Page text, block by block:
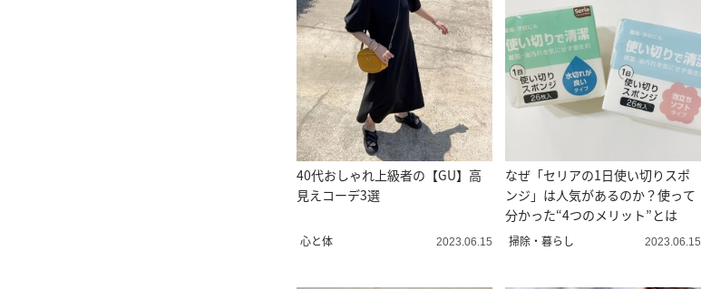
40代おしゃれ上級者の【GU】高
見えコーデ3選
心と体 2023.06.15
なぜ「セリアの1日使い切りスポ
ンジ」は人気があるのか？使って
分かった“4つのメリット”とは
掃除・暮らし 2023.06.15